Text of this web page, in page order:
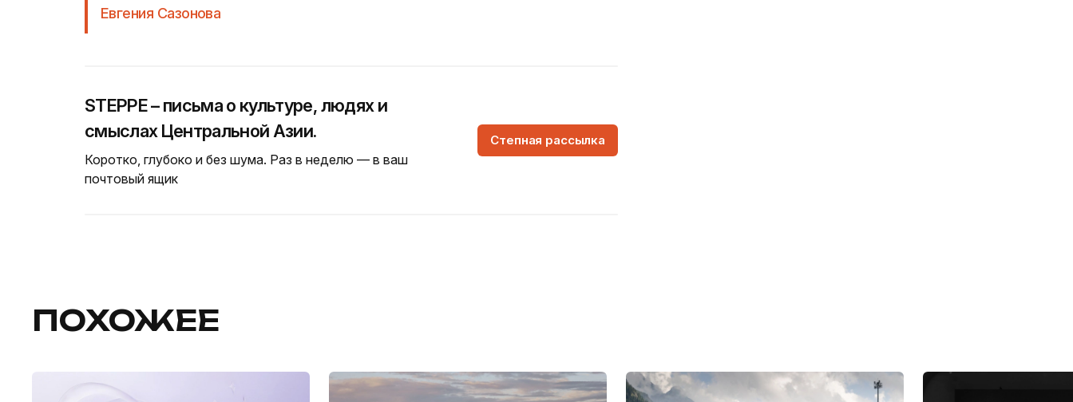
Евгения Сазонова
STEPPE – письма о культуре, людях и
смыслах Центральной Азии.
Коротко, глубоко и без шума. Раз в неделю — в ваш
почтовый ящик
Степная рассылка
ПОХОЖЕЕ